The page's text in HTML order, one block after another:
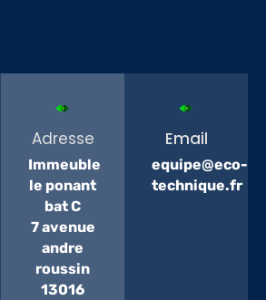
Adresse
Immeuble
le ponant
bat C
7 avenue
andre
roussin
13016
Email
equipe@eco-
technique.fr